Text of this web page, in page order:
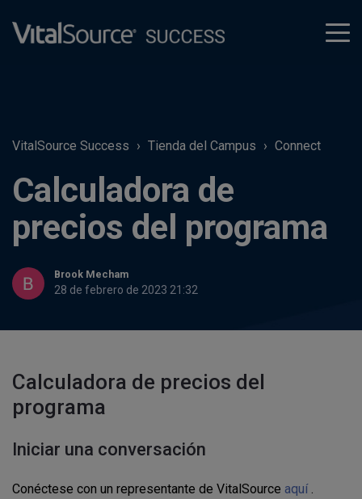
VitalSource Success Tienda del Campus Connect
Calculadora de
precios del programa
Brook Mecham
28 de febrero de 2023 21:32
Calculadora de precios del
programa
Iniciar una conversación
Conéctese con un representante de VitalSource aquí.